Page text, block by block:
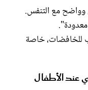
مع التنفس.
للخافضات، خاصة
عند الأطفال